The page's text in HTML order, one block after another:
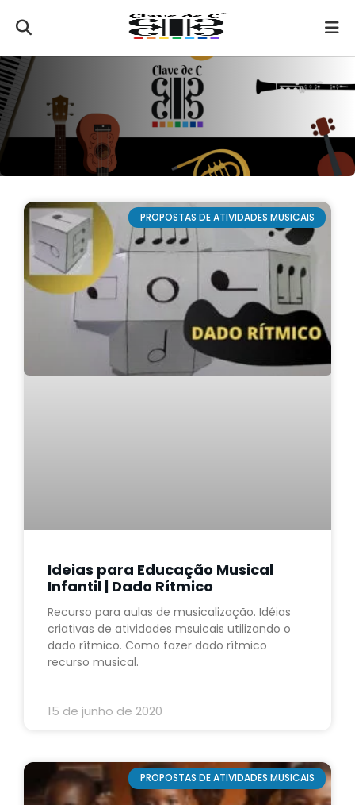
PROPOSTAS DE ATIVIDADES MUSICAIS
Ideias para Educação Musical
Infantil | Dado Rítmico
Recurso para aulas de musicalização. Idéias
criativas de atividades msuicais utilizando o
dado rítmico. Como fazer dado rítmico
recurso musical.
15 de junho de 2020
PROPOSTAS DE ATIVIDADES MUSICAIS